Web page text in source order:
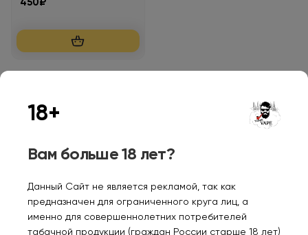
450₽
18+
Вам больше 18 лет?
Данный Сайт не является рекламой, так как
предназначен для ограниченного круга лиц, а
именно для совершеннолетних потребителей
табачной продукции (граждан России старше 18 лет)